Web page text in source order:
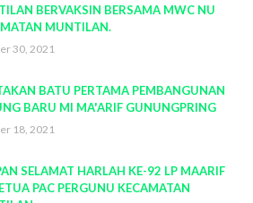
BERVAKSIN BERSAMA MWC NU
MUNTILAN.
30, 2021
BATU PERTAMA PEMBANGUNAN
BARU MI MA'ARIF GUNUNGPRING
18, 2021
SELAMAT HARLAH KE-92 LP MAARIF
PAC PERGUNU KECAMATAN